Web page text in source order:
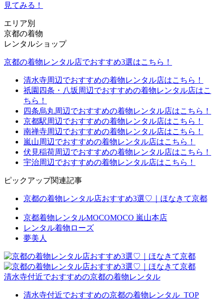
見てみる！
エリア別
京都の着物
レンタルショップ
京都の着物レンタル店でおすすめ3選はこちら！
清水寺周辺でおすすめの着物レンタル店はこちら！
祇園四条・八坂周辺でおすすめの着物レンタル店はこ
ちら！
四条烏丸周辺でおすすめの着物レンタル店はこちら！
京都駅周辺でおすすめの着物レンタル店はこちら！
南禅寺周辺でおすすめの着物レンタル店はこちら！
嵐山周辺でおすすめの着物レンタル店はこちら！
伏見稲荷周辺でおすすめの着物レンタル店はこちら！
宇治周辺でおすすめの着物レンタル店はこちら！
ピックアップ関連記事
京都の着物レンタル店おすすめ3選♡｜ほなきて京都
京都着物レンタルMOCOMOCO 嵐山本店
レンタル着物ローズ
夢美人
清水寺付近でおすすめの京都の着物レンタル
清水寺付近でおすすめの京都の着物レンタル_TOP